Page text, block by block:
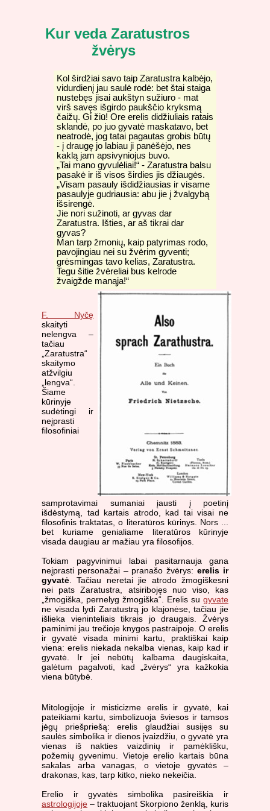
Kur veda Zaratustros
žvėrys
Kol širdžiai savo taip Zaratustra kalbėjo,
vidurdienį jau saulė rodė: bet štai staiga
nustebęs jisai aukštyn sužiuro - mat
virš savęs išgirdo paukščio kryksmą
čaižų. Gi žiū! Ore erelis didžiuliais ratais
sklandė, po juo gyvatė maskatavo, bet
neatrodė, jog tatai pagautas grobis būtų
- į draugę jo labiau ji panėšėjo, nes
kaklą jam apsivyniojus buvo.
„Tai mano gyvulėliai!“ - Zaratustra balsu
pasakė ir iš visos širdies jis džiaugės.
„Visam pasauly išdidžiausias ir visame
pasaulyje gudriausia: abu jie į žvalgybą
išsirengė.
Jie nori sužinoti, ar gyvas dar
Zaratustra. Išties, ar aš tikrai dar
gyvas?
Man tarp žmonių, kaip patyrimas rodo,
pavojingiau nei su žvėrim gyventi;
grėsmingas tavo kelias, Zaratustra.
Tegu šitie žvėreliai bus kelrode
žvaigžde manąja!“
F. Nyčę
skaityti
nelengva –
tačiau
„Zaratustra“
skaitymo
atžvilgiu
„lengva“.
Šiame
kūrinyje
sudėtingi ir
neįprasti
filosofiniai
samprotavimai sumaniai įausti į poetinį
išdėstymą, tad kartais atrodo, kad tai visai ne
filosofinis traktatas, o literatūros kūrinys. Nors ...
bet kuriame genialiame literatūros kūrinyje
visada daugiau ar mažiau yra filosofijos.
Tokiam pagyvinimui labai pasitarnauja gana
neįprasti personažai – pranašo žvėrys:erelis ir
gyvatė . Tačiau neretai jie atrodo žmogiškesni
nei pats Zaratustra, atsiribojęs nuo viso, kas
„žmogiška, pernelyg žmogiška“. Erelis su gyvate
ne visada lydi Zaratustrą jo klajonėse, tačiau jie
išlieka vieninteliais tikrais jo draugais. Žvėrys
paminimi jau trečioje knygos pastraipoje. O erelis
ir gyvatė visada minimi kartu, praktiškai kaip
viena: erelis niekada nekalba vienas, kaip kad ir
gyvatė. Ir jei nebūtų kalbama daugiskaita,
galėtum pagalvoti, kad „žvėrys“ yra kažkokia
viena būtybė.
Mitologijoje ir misticizme erelis ir gyvatė, kai
pateikiami kartu, simbolizuoja šviesos ir tamsos
jėgų priešpriešą: erelis glaudžiai susijęs su
saulės simbolika ir dienos įvaizdžiu, o gyvatė yra
vienas iš nakties vaizdinių ir pamėklišku,
požemių gyvenimu. Vietoje erelio kartais būna
sakalas arba vanagas, o vietoje gyvatės –
drakonas, kas, tarp kitko, nieko nekeičia.
Erelio ir gyvatės simbolika pasireiškia ir
astrologijoje – traktuojant Skorpiono ženklą, kuris